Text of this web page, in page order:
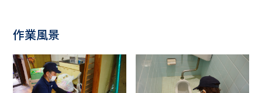
作業風景